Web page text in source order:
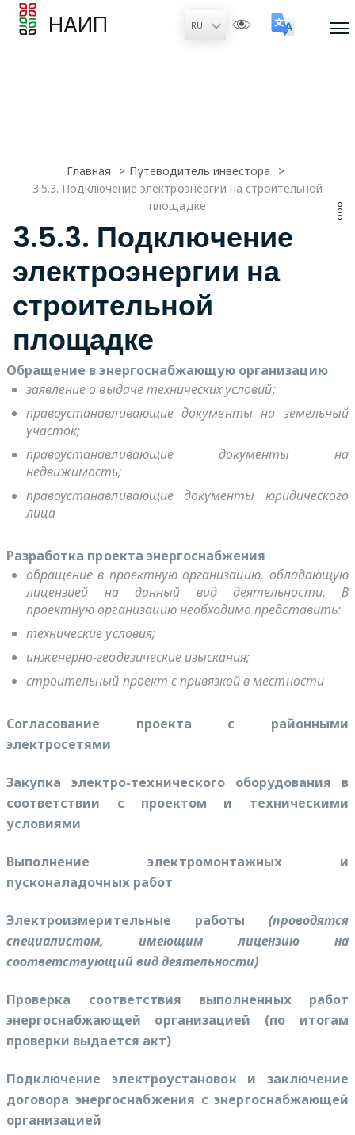
НАИП
Главная
Путеводитель инвестора
3.5.3. Подключение электроэнергии на строительной
площадке
3.5.3. Подключение
электроэнергии на
строительной
площадке
Обращение в энергоснабжающую организацию
заявление о выдаче технических условий;
правоустанавливающие документы на земельный
участок;
правоустанавливающие документы на
недвижимость;
правоустанавливающие документы юридического
лица
Разработка проекта энергоснабжения
обращение в проектную организацию, обладающую
лицензией на данный вид деятельности. В
проектную организацию необходимо представить:
технические условия;
инженерно-геодезические изыскания;
строительный проект с привязкой в местности
Согласование проекта с районными
электросетями
Закупка электро-технического оборудования в
соответствии с проектом и техническими
условиями
Выполнение электромонтажных и
пусконаладочных работ
Электроизмерительные работы (проводятся
специалистом, имеющим лицензию на
соответствующий вид деятельности)
Проверка соответствия выполненных работ
энергоснабжающей организацией (по итогам
проверки выдается акт)
Подключение электроустановок и заключение
договора энергоснабжения с энергоснабжающей
организацией